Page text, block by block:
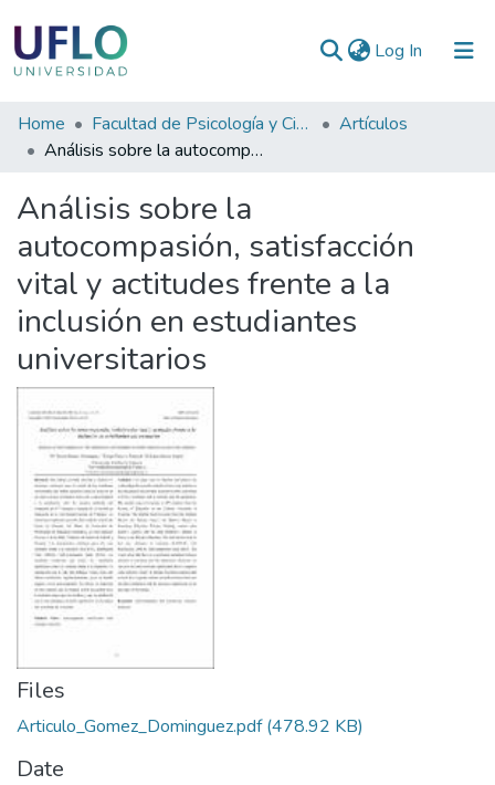
Log In (current)
Communities
&
All of RIUFLO
Statistics
Home Facultad de Psicología y Ciencias Sociales
Artículos
Análisis sobre la autocompasión, satisfacción vital y actitudes frente a la inclusión en estudiantes universitarios
Análisis sobre la
autocompasión, satisfacción
vital y actitudes frente a la
inclusión en estudiantes
universitarios
Files
Articulo_Gomez_Dominguez.pdf(478.92 KB)
Date